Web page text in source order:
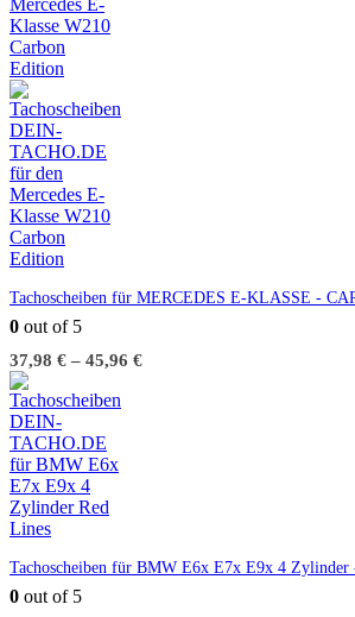
Tachoscheiben für MERCEDES E-KLASSE -
0 out of 5
37,98 € – 45,96 €
Tachoscheiben für BMW E6x E7x E9x 4
0 out of 5